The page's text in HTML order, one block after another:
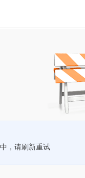
，请刷新重试